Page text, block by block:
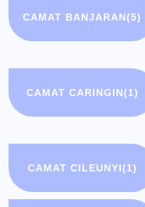
CAMAT BANJARAN(5)
CAMAT CARINGIN(1)
CAMAT CILEUNYI(1)